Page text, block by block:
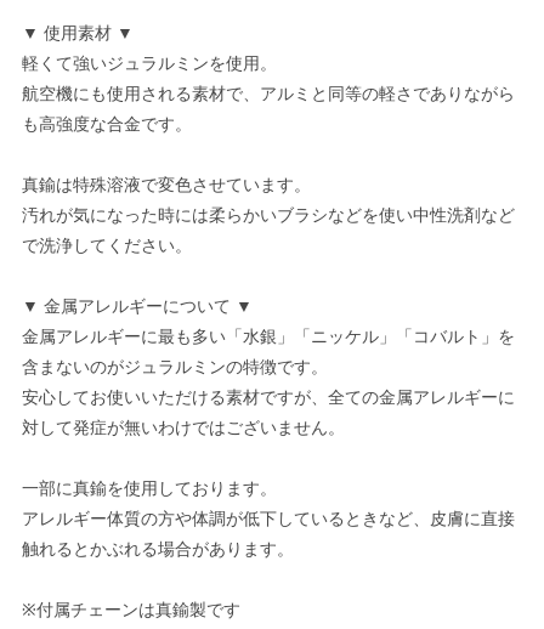
▼ 使用素材 ▼
軽くて強いジュラルミンを使用。
航空機にも使用される素材で、アルミと同等の軽さでありながら
も高強度な合金です。
真鍮は特殊溶液で変色させています。
汚れが気になった時には柔らかいブラシなどを使い中性洗剤など
で洗浄してください。
▼ 金属アレルギーについて ▼
金属アレルギーに最も多い「水銀」「ニッケル」「コバルト」を
含まないのがジュラルミンの特徴です。
安心してお使いいただける素材ですが、全ての金属アレルギーに
対して発症が無いわけではございません。
一部に真鍮を使用しております。
アレルギー体質の方や体調が低下しているときなど、皮膚に直接
触れるとかぶれる場合があります。
※付属チェーンは真鍮製です